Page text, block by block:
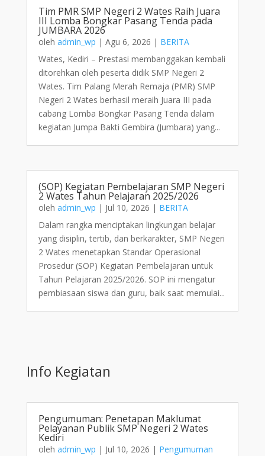
Tim PMR SMP Negeri 2 Wates Raih Juara
III Lomba Bongkar Pasang Tenda pada
JUMBARA 2026
oleh admin_wp | Agu 6, 2026 | BERITA
Wates, Kediri – Prestasi membanggakan kembali
ditorehkan oleh peserta didik SMP Negeri 2
Wates. Tim Palang Merah Remaja (PMR) SMP
Negeri 2 Wates berhasil meraih Juara III pada
cabang Lomba Bongkar Pasang Tenda dalam
kegiatan Jumpa Bakti Gembira (Jumbara) yang...
(SOP) Kegiatan Pembelajaran SMP Negeri
2 Wates Tahun Pelajaran 2025/2026
oleh admin_wp | Jul 10, 2026 | BERITA
Dalam rangka menciptakan lingkungan belajar
yang disiplin, tertib, dan berkarakter, SMP Negeri
2 Wates menetapkan Standar Operasional
Prosedur (SOP) Kegiatan Pembelajaran untuk
Tahun Pelajaran 2025/2026. SOP ini mengatur
pembiasaan siswa dan guru, baik saat memulai...
Info Kegiatan
Pengumuman: Penetapan Maklumat
Pelayanan Publik SMP Negeri 2 Wates
Kediri
oleh admin_wp | Jul 10, 2026 | Pengumuman